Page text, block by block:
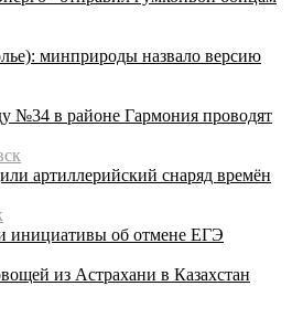
минприроды назвало версию
№34 в районе Гармония проводят
артиллерийский снаряд времён
инициативы об отмене ЕГЭ
из Астрахани в Казахстан